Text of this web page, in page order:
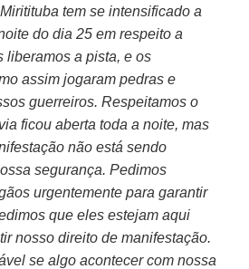
tem se intensificado a
do dia 25 em respeito a
liberamos a pista, e os
assim jogaram pedras e
guerreiros. Respeitamos o
ficou aberta toda a noite, mas
não está sendo
segurança. Pedimos
urgentemente para garantir
que eles estejam aqui
nosso direito de manifestação.
se algo acontecer com nossa